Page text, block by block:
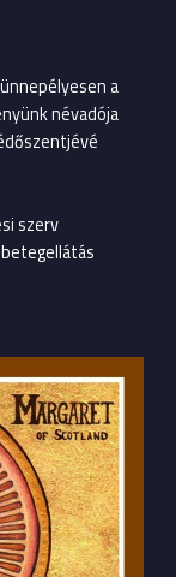
a
névadója
szerv